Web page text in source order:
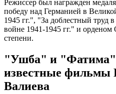
Режиссер был награжден
победу над Германией в
1945 гг.", "За доблестный труд
войне 1941-1945 гг." и
степени.
"Ушба" и
известные фильмы
Валиева